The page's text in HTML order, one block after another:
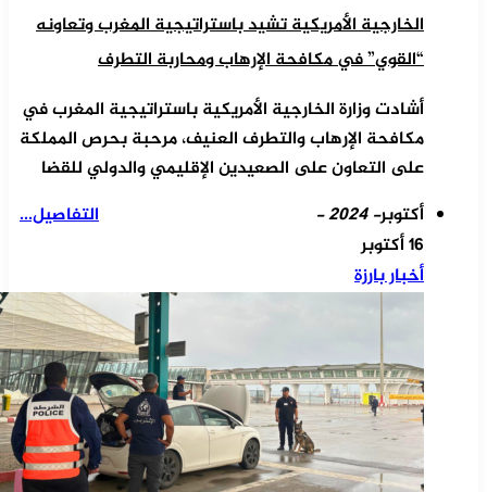
الخارجية الأمريكية تشيد باستراتيجية المغرب وتعاونه
“القوي” في مكافحة الإرهاب ومحاربة التطرف
أشادت وزارة الخارجية الأمريكية باستراتيجية المغرب في
مكافحة الإرهاب والتطرف العنيف، مرحبة بحرص المملكة
على التعاون على الصعيدين الإقليمي والدولي للقضا
التفاصيل...
أكتوبر- 2024 -
16 أكتوبر
أخبار بارزة